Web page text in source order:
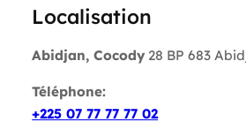
Localisation
Abidjan, Cocody 28 BP 683
Téléphone:
+225 07 77 77 77 02